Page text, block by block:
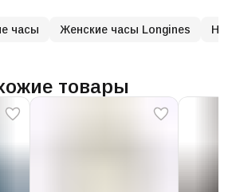
часы Женские часы Longines
товары